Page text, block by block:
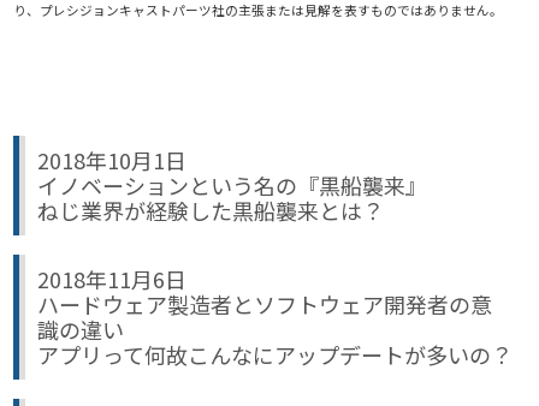
り、プレシジョンキャストパーツ社の主張または見解を表すものではありません。
2018年10月1日
イノベーションという名の『黒船襲来』
ねじ業界が経験した黒船襲来とは？
2018年11月6日
ハードウェア製造者とソフトウェア開発者の意
識の違い
アプリって何故こんなにアップデートが多いの？